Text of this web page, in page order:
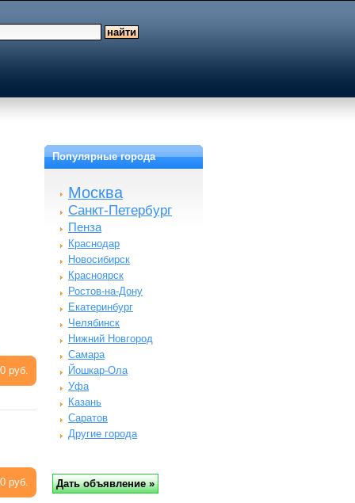
руб.
руб.
Популярные города
Москва
Санкт-Петербург
Пенза
Краснодар
Новосибирск
Красноярск
Ростов-на-Дону
Екатеринбург
Челябинск
Нижний Новгород
Самара
Йошкар-Ола
Уфа
Казань
Саратов
Другие города